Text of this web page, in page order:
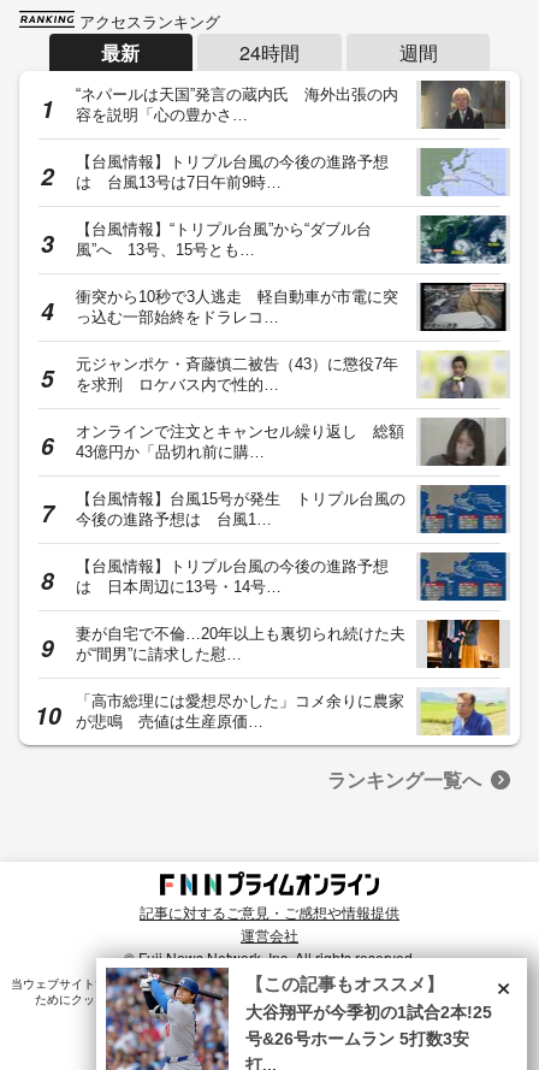
アクセスランキング
最新 24時間 週間
“ネパールは天国”発言の蔵内氏 海外出張の内
容を説明「心の豊かさ…
【台風情報】トリプル台風の今後の進路予想
は 台風13号は7日午前9時…
【台風情報】“トリプル台風”から“ダブル台
風”へ 13号、15号とも…
衝突から10秒で3人逃走 軽自動車が市電に突
っ込む一部始終をドラレコ…
元ジャンポケ・斉藤慎二被告（43）に懲役7年
を求刑 ロケバス内で性的…
オンラインで注文とキャンセル繰り返し 総額
43億円か「品切れ前に購…
【台風情報】台風15号が発生 トリプル台風の
今後の進路予想は 台風1…
【台風情報】トリプル台風の今後の進路予想
は 日本周辺に13号・14号…
妻が自宅で不倫…20年以上も裏切られ続けた夫
が“間男”に請求した慰…
「高市総理には愛想尽かした」コメ余りに農家
が悲鳴 売値は生産原価…
ランキング一覧へ
記事に対するご意見・ご感想や情報提供
運営会社
© Fuji News Network, Inc. All rights reserved.
当ウェブサイトでは、ユーザのニーズ・興味・関⼼に合致したコンテンツや広告配信を提供する
ためにクッキーを使⽤しています。詳細は、
プライバシーポリシー をご確認ください。×
【この記事もオススメ】
大谷翔平が今季初の1試合2本!25
号&26号ホームラン 5打数3安
打...